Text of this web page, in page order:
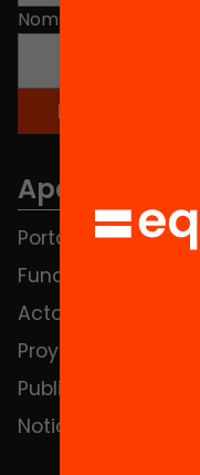
Nombre
Apartados
Portada
Fundación
Actos
Proyectos
Publicaciones y
Noticias